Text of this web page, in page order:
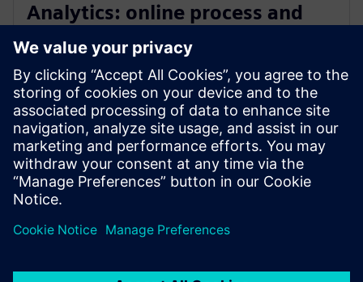
Analytics: online process and
control model
IoT / analytics platform